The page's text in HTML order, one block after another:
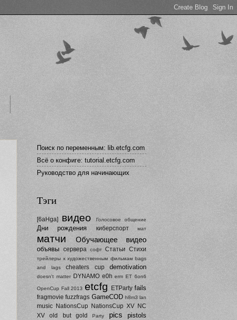
Поиск по переменным: lib.etcfg.com
Всё о конфиге: tutorial.etcfg.com
Руководство для начинающих
Тэги
[6aHga] видео Голосовое общение
Дни рождения киберспорт мат
матчи Обучающее видео
объявы сервера софт Статьи Стихи
трейлеры к художественным фильмам bags
and lags
cheaters cup demotivation
doesn't matter DYNAMO e0h erm ET 6on6
OpenCup Fall 2013 etcfg ETParty fails
fragmovie fuzzfrags GameCOD h8m3 lan
music NationsCup NationsCup XV
NC
XV
old but gold Party pics pistols